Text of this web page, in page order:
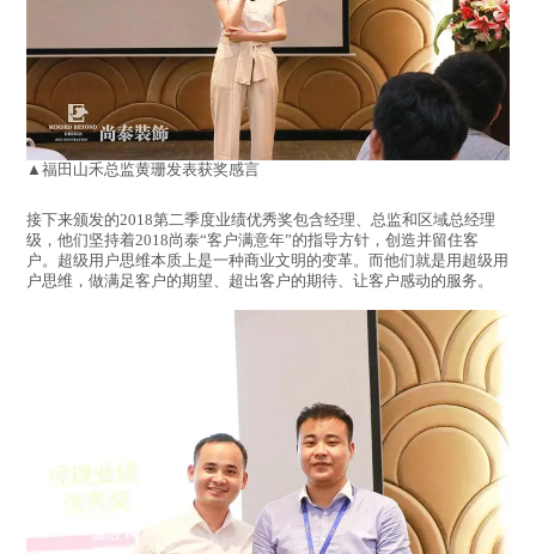
▲福田山禾总监黄珊发表获奖感言
接下来颁发的2018第二季度业绩优秀奖包含经理、总监和区域总经理
级，他们坚持着2018尚泰“客户满意年”的指导方针，创造并留住客
户。超级用户思维本质上是一种商业文明的变革。而他们就是用超级用
户思维，做满足客户的期望、超出客户的期待、让客户感动的服务。